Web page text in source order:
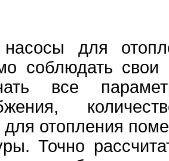
для
соблюдать
все
для отопления
Точно